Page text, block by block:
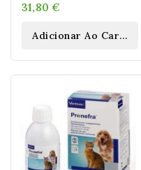
31,80 €
Adicionar Ao Carrinho